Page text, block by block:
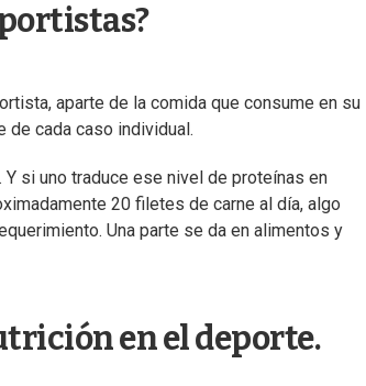
aparte de la comida que consume en su
de cada caso individual.
si uno traduce ese nivel de proteínas en
20 filetes de carne al día, algo
Una parte se da en alimentos y
en el deporte.